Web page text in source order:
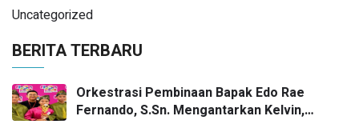
Uncategorized
BERITA TERBARU
Orkestrasi Pembinaan Bapak Edo Rae
Fernando, S.Sn. Mengantarkan Kelvin,